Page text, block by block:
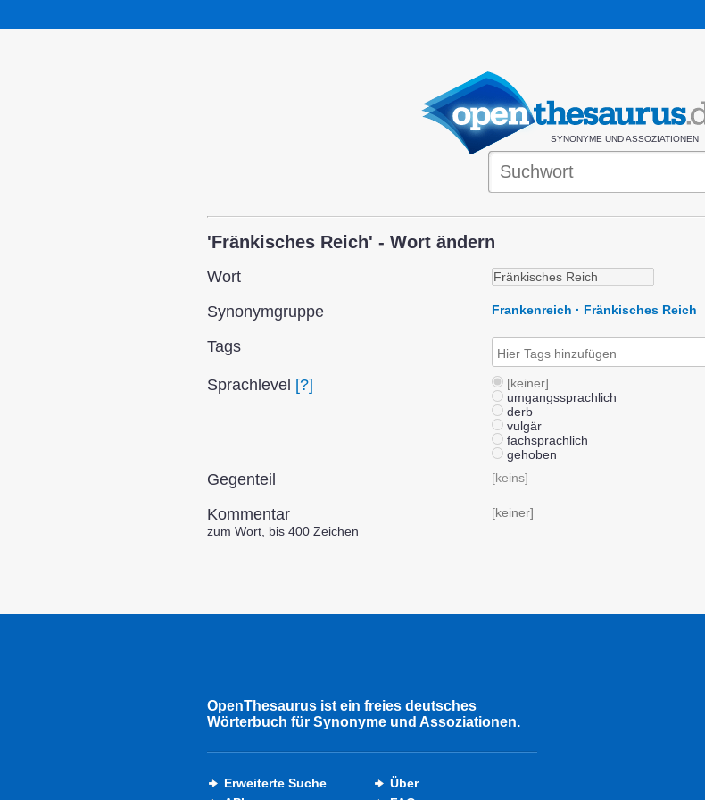
SYNONYME UND ASSOZIATIONEN
'Fränkisches Reich' - Wort ändern
Wort
Synonym­gruppe
Frankenreich · Fränkisches Reich
Tags
Sprach­level [?]
[keiner]
umgangssprachlich
derb
vulgär
fachsprachlich
gehoben
Gegenteil [keins]
Kommentar
zum Wort, bis 400 Zeichen
[keiner]
OpenThesaurus ist ein freies deutsches
Wörterbuch für Synonyme und Assoziationen.
Erweiterte Suche
Über